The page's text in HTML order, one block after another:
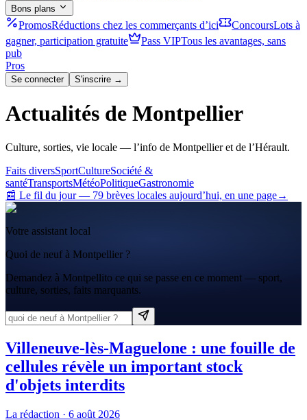
Bons plans
PromosRéductions chez les commerçants d’ici ConcoursLots à
gagner, participation gratuite
Pass VIPTous les avantages, sans
pub
Pros
Se connecter S'inscrire →
Actualités de Montpellier
Culture, sorties, vie locale — l’info de Montpellier et de l’Hérault.
Faits diversSportCultureSociété &
santéTransportsMétéoPolitiqueGastronomie
📰 Le fil du jour— 79 brèves locales aujourd’hui, en une page→
Votre assistant local
Quoi de neuf à Montpellier ?
Demandez à Montpellito ce qui se passe en ce moment — sport,
culture, sorties, faits marquants.
Villeneuve-lès-Maguelone : une fouille de
cellules révèle un important stock
d'objets interdits
La rédaction · 6 août 2026